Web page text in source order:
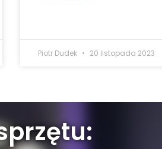
Piotr Dudek 20 listopada 2023